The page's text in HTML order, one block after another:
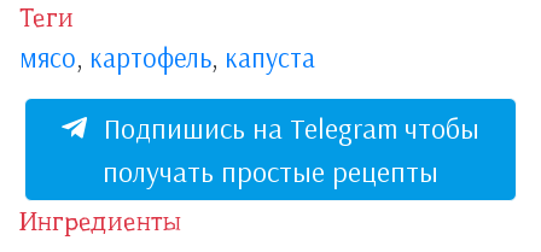
Теги
мясо, картофель, капуста
Подпишись на Telegram чтобы
получать простые рецепты
Ингредиенты